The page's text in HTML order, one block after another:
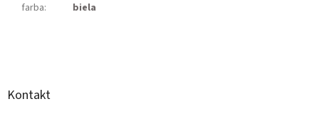
farba: biela
Kontakt